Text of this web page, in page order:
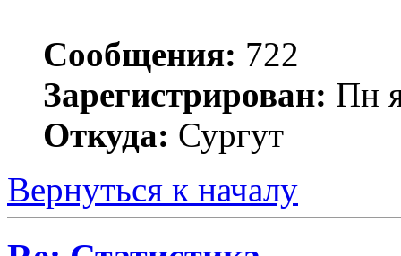
Сообщения: 722
Зарегистрирован: Пн
Откуда: Сургут
Вернуться к началу